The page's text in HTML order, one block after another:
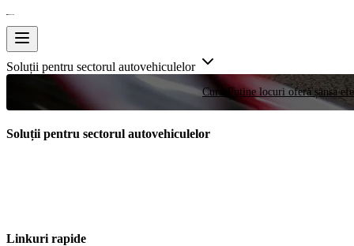
Soluții pentru sectorul autovehiculelor
Curse Puține locuri oferă șansa
Soluții pentru sectorul autovehiculelor
Linkuri rapide